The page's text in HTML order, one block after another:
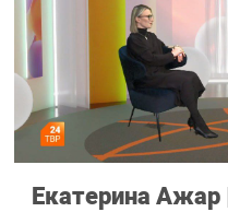
Екатерина Ажар